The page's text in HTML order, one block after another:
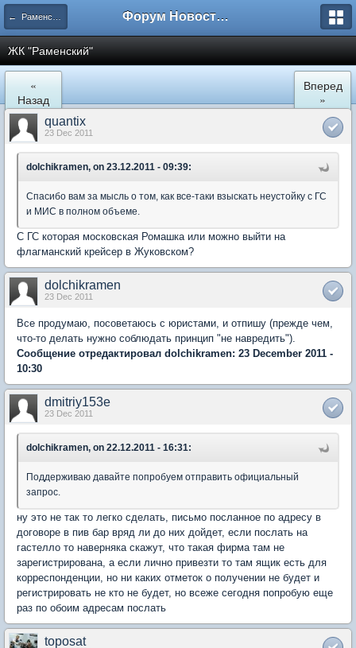
← Раменское Форум Новостройки
ЖК "Рaменский"
«
Назад
Вперед
»
quantix
23 Dec 2011
dolchikramen, on 23.12.2011 - 09:39:
Спасибо вам за мысль о том, как все-таки взыскать неустойку с ГС
и МИС в полном объеме.
С ГС которая московская Ромашка или можно выйти на
флагманский крейсер в Жуковском?
dolchikramen
23 Dec 2011
Все продумаю, посоветаюсь с юристами, и отпишу (прежде чем,
что-то делать нужно соблюдать принцип "не навредить").
Сообщение отредактировал dolchikramen: 23 December 2011 -
10:30
dmitriy153e
23 Dec 2011
dolchikramen, on 22.12.2011 - 16:31:
Поддерживаю давайте попробуем отправить официальный
запрос.
ну это не так то легко сделать, письмо посланное по адресу в
договоре в пив бар вряд ли до них дойдет, если послать на
гастелло то наверняка скажут, что такая фирма там не
зарегистрирована, а если лично привезти то там ящик есть для
корреспонденции, но ни каких отметок о получении не будет и
регистрировать не кто не будет, но всеже сегодня попробую еще
раз по обоим адресам послать
toposat